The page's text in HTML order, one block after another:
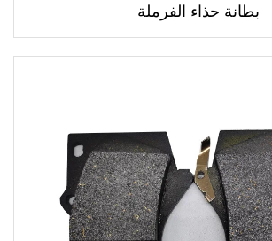
بطانة حذاء الفرملة